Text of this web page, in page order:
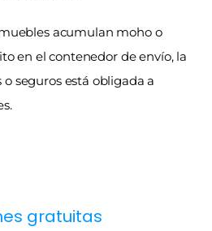
acumulan moho o
en el contenedor de envío, la
seguros está obligada a
gratuitas